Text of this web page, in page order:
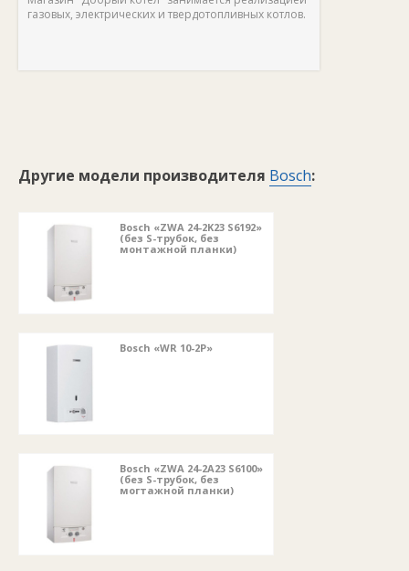
газовых, электрических и твердотопливных котлов.
Другие модели производителя Bosch:
Bosch «ZWA 24-2K23 S6192»
(без S-трубок, без
монтажной планки)
Bosch «WR 10-2P»
Bosch «ZWA 24-2A23 S6100»
(без S-трубок, без
могтажной планки)